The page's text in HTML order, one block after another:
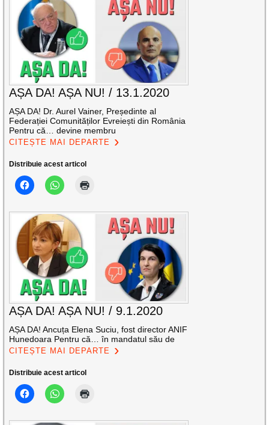
AȘA DA! AȘA NU! / 13.1.2020
AȘA DA! Dr. Aurel Vainer, Președinte al
Federației Comunităților Evreiești din România
Pentru că… devine membru
CITEȘTE MAI DEPARTE
Distribuie acest articol
AȘA DA! AȘA NU! / 9.1.2020
AȘA DA! Ancuța Elena Suciu, fost director ANIF
Hunedoara Pentru că… în mandatul său de
CITEȘTE MAI DEPARTE
Distribuie acest articol